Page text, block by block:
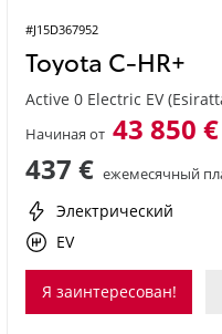
#J15D367952
Toyota C-HR+
Active 0 Electric EV
Начиная от 43 850 €
437 € ежемесячный
Электрический
EV
Я заинтересован!